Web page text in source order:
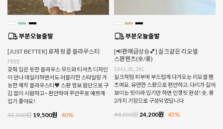
[JUST BETTER] 로제 링클 블라우스티
FREE
갖춰 입은 듯한 블라우스 무드와 티셔츠 디자인
이 만나 데일리하면서도 러블리한 스타일링 가
능한 제작 블라우스티♥ 스판 엠보 원단으로 구
김 없이 시원하고~ 편안하여 꾸안꾸로 예쁘게
입기 좋아요!
32,500원 19,500원 40%
[📢판매급상승💕] 실크같은 리오셀
스판팬츠(숏/롱)
S,M,L,XL,2XL
실크처럼 피부에 부드럽게 다가오는 리오셀 팬
츠에요, 유연한 스판으로 편안하고, 다리가 길어
보이는 핏이라 입기만 하면 인생핏 완성! 숏, 롱
2가지 기장으로 구성되었답니다
44,000원 24,200원 45%